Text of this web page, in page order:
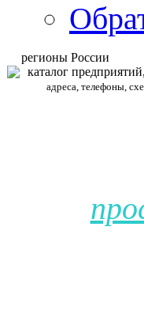
регионы России
каталог
адреса, телефоны,